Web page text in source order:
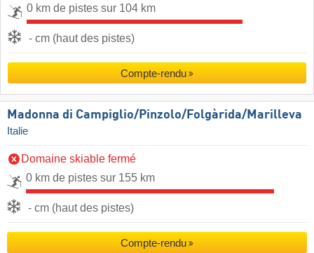
0 km de pistes sur 104 km
- cm (haut des pistes)
Compte-rendu
Madonna di Campiglio/​Pinzolo/​Folgàrida/​Marilleva
Italie
Domaine skiable fermé
0 km de pistes sur 155 km
- cm (haut des pistes)
Compte-rendu